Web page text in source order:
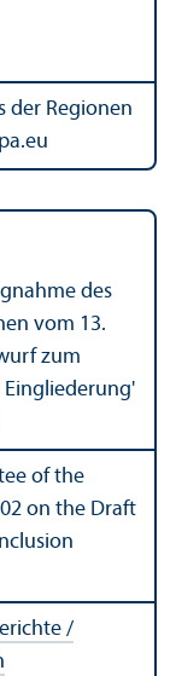
der Regionen
des
vom 13.
zum
Eingliederung'
of the
on the Draft
/